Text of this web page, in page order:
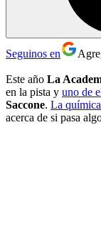
Seguinos en
Este año La
en la pista y uno de
Saccone. La
acerca de si pasa